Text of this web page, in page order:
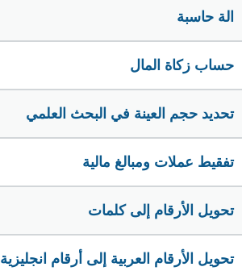
الة حاسبة
حساب زكاة المال
تحديد حجم العينة في البحث العلمي
تفقيط عملات ومبالغ مالية
تحويل الأرقام إلى كلمات
تحويل الأرقام العربية إلى أرقام انجليزية